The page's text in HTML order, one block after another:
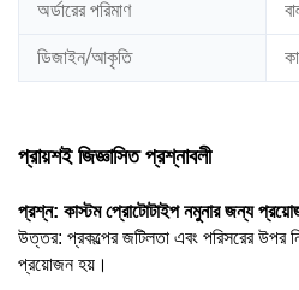
অর্ডারের পরিমাণ
ডিজাইন/আকৃতি
প্রায়শই জিজ্ঞাসিত প্রশ্নাবলী
প্রশ্ন: কাস্টম প্রোটোটাইপ নমুনার জন্য
উত্তর: প্রকল্পের জটিলতা এবং পরিসরের উপর
প্রয়োজন হয়।